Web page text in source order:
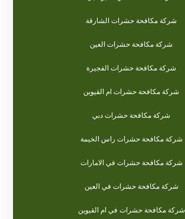
شركة مكافحة حشرات الشارقة
شركة مكافحة حشرات العين
شركة مكافحة حشرات الفجيرة
شركة مكافحة حشرات ام القيوين
شركة مكافحة حشرات دبي
شركة مكافحة حشرات راس الخيمة
شركة مكافحة حشرات في الامارات
شركة مكافحة حشرات في العين
شركة مكافحة حشرات في ام القيوين